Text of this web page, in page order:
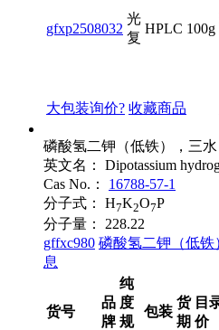
gfxp2508032
光
复
HPLC 100g
大包装询价? 收藏商品
磷酸氢二钾（低铁），三水
英文名：
Dipotassium
Cas No.：
16788-57-1
分子式：
H7K2O7P
分子量：
228.22
gffxc980 磷酸氢二钾（低铁
息
货号
品
牌
纯
度
规
包装
货
期
目
价